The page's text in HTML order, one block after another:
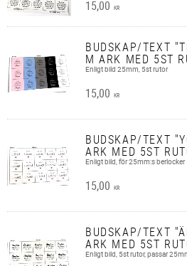
15,00 KR
BUDSKAP/TEXT
M ARK MED 5ST
Enligt bild 25mm, 5st rutor
15,00 KR
BUDSKAP/TEXT
ARK MED 5ST
Enligt bild, för 25mm:s berlocker
15,00 KR
BUDSKAP/TEXT
ARK MED 5ST
Enligt bild, 5st rutor, passar